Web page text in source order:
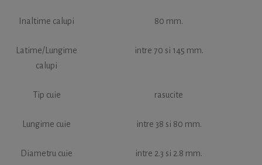
Inaltime calupi 80 mm.
Latime/Lungime
calupi
intre 70 si 145 mm.
Tip cuie rasucite
Lungime cuie intre 38 si 80 mm.
Diametru cuie intre 2.3 si 2.8 mm.